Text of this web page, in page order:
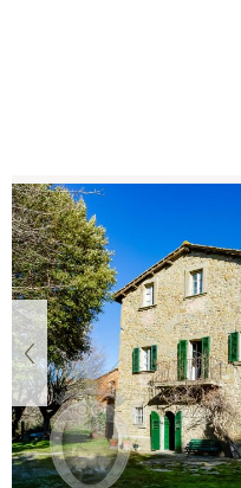
mozzafiato sulle colline
strategica: riservata e
raggiungibile e vicina ai
“Casale San Martino” è
autentico borgo rurale
spazi, molteplici
bellezza.
‹